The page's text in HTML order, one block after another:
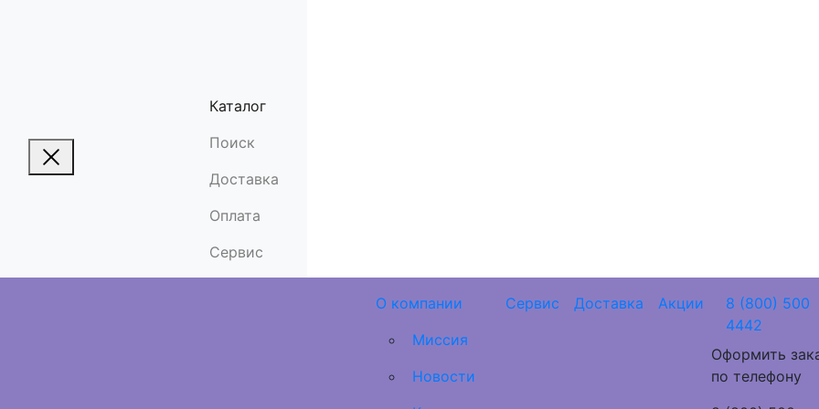
Каталог
Поиск
Доставка
Оплата
Сервис
О компании
Миссия
Новости
Сервис Доставка Акции
8 (800) 500
4442
Оформить
по телефону